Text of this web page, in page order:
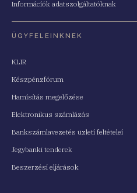
Információk adatszolgáltatóknak
ÜGYFELEINKNEK
KLIR
Készpénzfórum
Hamisítás megelőzése
Elektronikus számlázás
Bankszámlavezetés üzleti feltételei
Jegybanki tenderek
Beszerzési eljárások